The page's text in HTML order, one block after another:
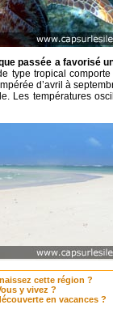
passée a favorisé
type tropical comporte
d’avril à
Les températures
cette région ?
y vivez ?
en vacances ?